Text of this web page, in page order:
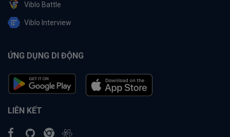
Viblo Battle
Viblo Interview
ỨNG DỤNG DI ĐỘNG
LIÊN KẾT